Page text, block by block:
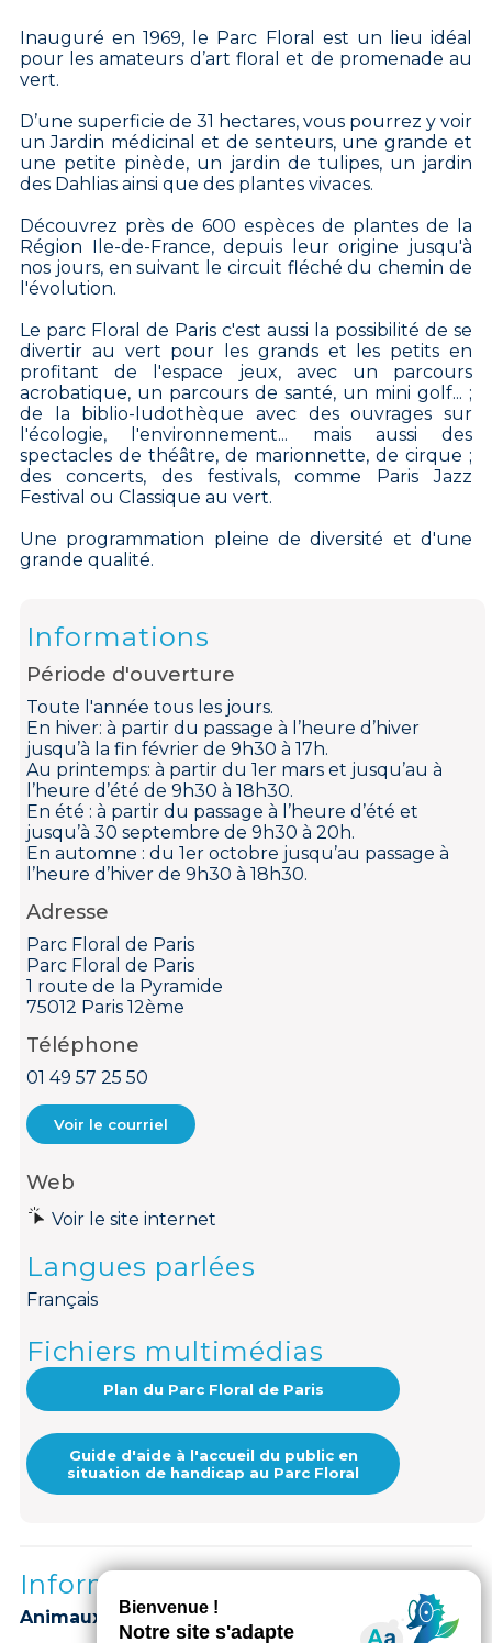
Inauguré en 1969, le Parc Floral est un lieu idéal
pour les amateurs d’art floral et de promenade au
vert.
D’une superficie de 31 hectares, vous pourrez y voir
un Jardin médicinal et de senteurs, une grande et
une petite pinède, un jardin de tulipes, un jardin
des Dahlias ainsi que des plantes vivaces.
Découvrez près de 600 espèces de plantes de la
Région Ile-de-France, depuis leur origine jusqu'à
nos jours, en suivant le circuit fléché du chemin de
l'évolution.
Le parc Floral de Paris c'est aussi la possibilité de se
divertir au vert pour les grands et les petits en
profitant de l'espace jeux, avec un parcours
acrobatique, un parcours de santé, un mini golf... ;
de la biblio-ludothèque avec des ouvrages sur
l'écologie, l'environnement... mais aussi des
spectacles de théâtre, de marionnette, de cirque ;
des concerts, des festivals, comme Paris Jazz
Festival ou Classique au vert.
Une programmation pleine de diversité et d'une
grande qualité.
Informations
Période d'ouverture
Toute l'année tous les jours.
En hiver: à partir du passage à l’heure d’hiver
jusqu’à la fin février de 9h30 à 17h.
Au printemps: à partir du 1er mars et jusqu’au à
l’heure d’été de 9h30 à 18h30.
En été : à partir du passage à l’heure d’été et
jusqu’à 30 septembre de 9h30 à 20h.
En automne : du 1er octobre jusqu’au passage à
l’heure d’hiver de 9h30 à 18h30.
Adresse
Parc Floral de Paris
Parc Floral de Paris
1 route de la Pyramide
75012 Paris 12ème
Téléphone
01 49 57 25 50
Voir le courriel
Web
Voir le site internet
Langues parlées
Français
Fichiers multimédias
Plan du Parc Floral de Paris
Guide d'aide à l'accueil du public en
situation de handicap au Parc Floral
Informations complémentaires
Animaux acceptés : NON_ACCEPTES.